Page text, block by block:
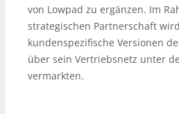
von Lowpad zu ergänzen. Im
strategischen Partnerschaft
kundenspezifische Versionen
über sein Vertriebsnetz unter
vermarkten.